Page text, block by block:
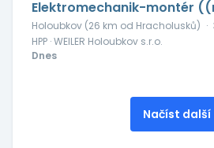
Elektromechanik-montér
Holoubkov (26 km od Hracholusků) ·
HPP · WEILER Holoubkov s.r.o.
Dnes
Načíst další